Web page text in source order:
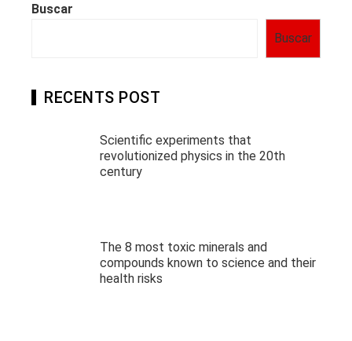
Buscar
Buscar
RECENTS POST
Scientific experiments that
revolutionized physics in the 20th
century
The 8 most toxic minerals and
compounds known to science and their
health risks